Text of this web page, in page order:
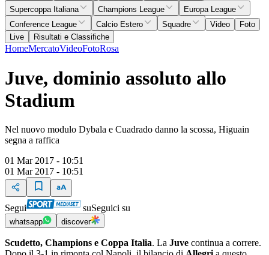
Supercoppa Italiana
Champions League
Europa League
Conference League
Calcio Estero Squadre Video
Foto
Live
Risultati e Classifiche
HomeMercatoVideoFotoRosa
Juve, dominio assoluto allo
Stadium
Nel nuovo modulo Dybala e Cuadrado danno la scossa, Higuain
segna a raffica
01 Mar 2017 - 10:51
01 Mar 2017 - 10:51
Segui suSeguici su
whatsapp discover
Scudetto, Champions e Coppa Italia. La Juve continua a correre.